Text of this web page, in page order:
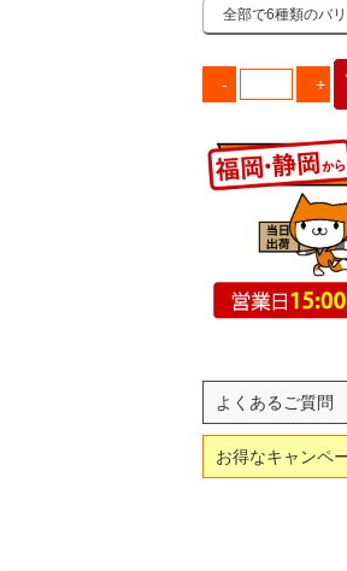
全部で6種類のバ
よくあるご質問
お得なキャンペ